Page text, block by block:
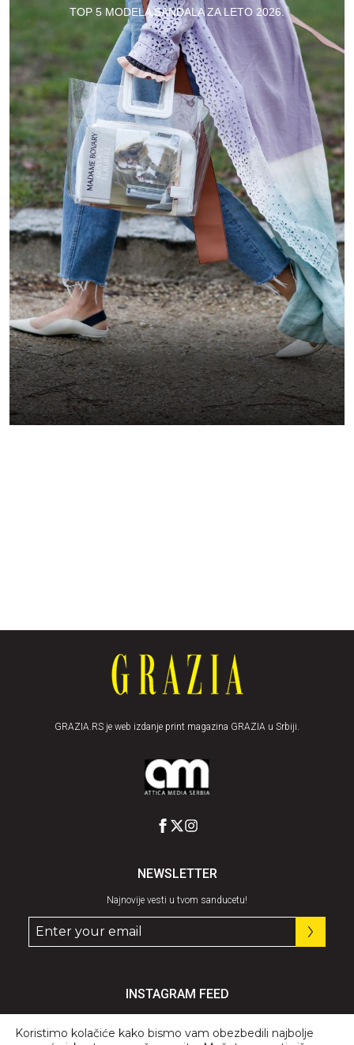
TOP 5 MODELA SANDALA ZA LETO 2026.
GRAZIA.RS je web izdanje print magazina GRAZIA u Srbiji.
NEWSLETTER
Najnovije vesti u tvom sanducetu!
INSTAGRAM FEED
Koristimo kolačiće kako bismo vam obezbedili najbolje